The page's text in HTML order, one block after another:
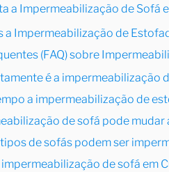
a Impermeabilização de Sofá
a Impermeabilização de
(FAQ) sobre
é a impermeabilização
a impermeabilização de
de sofá pode
de sofás podem ser
impermeabilização de sofá em